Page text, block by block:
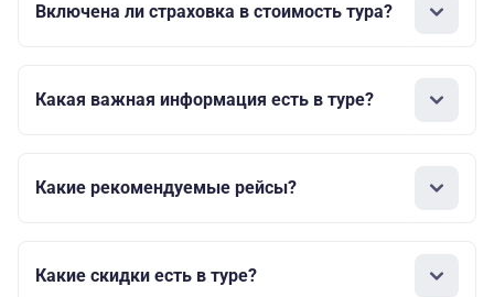
Включена ли страховка в стоимость тура?
Какая важная информация есть в туре?
Какие рекомендуемые рейсы?
Какие скидки есть в туре?